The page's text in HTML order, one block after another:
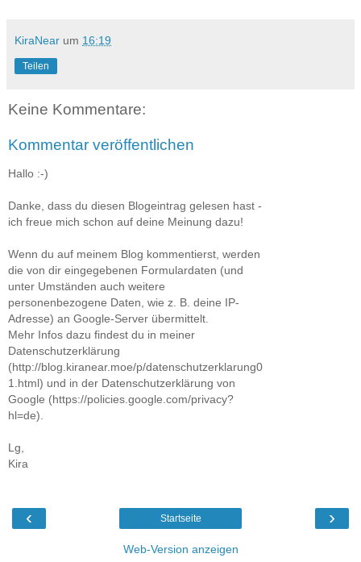
KiraNear um 16:19
Teilen
Keine Kommentare:
Kommentar veröffentlichen
Hallo :-)
Danke, dass du diesen Blogeintrag gelesen hast -
ich freue mich schon auf deine Meinung dazu!
Wenn du auf meinem Blog kommentierst, werden
die von dir eingegebenen Formulardaten (und
unter Umständen auch weitere
personenbezogene Daten, wie z. B. deine IP-
Adresse) an Google-Server übermittelt.
Mehr Infos dazu findest du in meiner
Datenschutzerklärung
(http://blog.kiranear.moe/p/datenschutzerklarung0
1.html) und in der Datenschutzerklärung von
Google (https://policies.google.com/privacy?
hl=de).
Lg,
Kira
‹ ›
Startseite
Web-Version anzeigen